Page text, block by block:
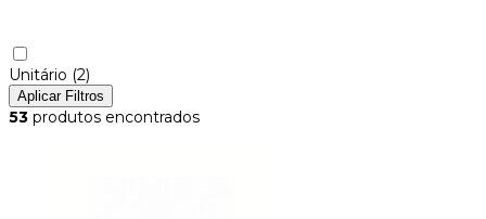
Unitário (2)
Aplicar Filtros
53 produtos encontrados